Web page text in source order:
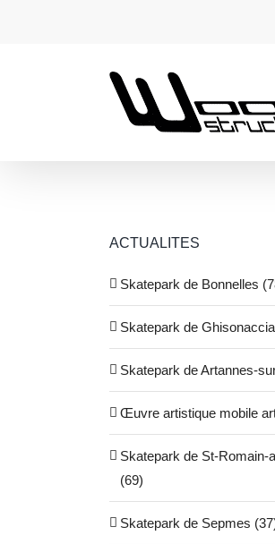
ACTUALITES
Skatepark de Bonnelles
Skatepark de
Skatepark de Artannes-
Œuvre artistique mobile
Skatepark de St-Romain-
(69)
Skatepark de Sepmes